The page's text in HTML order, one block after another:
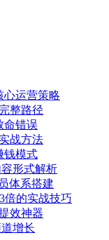
心运营策略
整路径
命错误
战方法
钱模式
形式解析
体系搭建
倍的实战技巧
效神器
增长